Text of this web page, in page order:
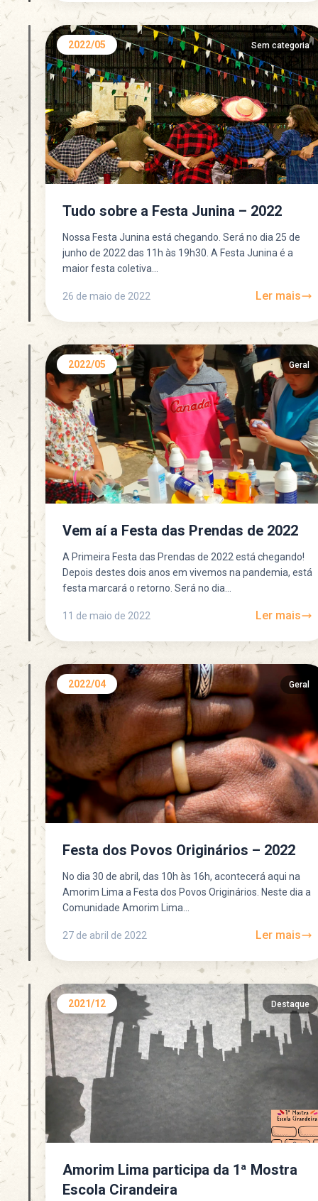
2022/05 Sem categoria
Tudo sobre a Festa Junina – 2022
Nossa Festa Junina está chegando. Será no dia 25 de
junho de 2022 das 11h às 19h30. A Festa Junina é a
maior festa coletiva...
26 de maio de 2022 Ler mais
2022/05 Geral
Vem aí a Festa das Prendas de 2022
A Primeira Festa das Prendas de 2022 está chegando!
Depois destes dois anos em vivemos na pandemia, está
festa marcará o retorno. Será no dia...
11 de maio de 2022 Ler mais
2022/04 Geral
Festa dos Povos Originários – 2022
No dia 30 de abril, das 10h às 16h, acontecerá aqui na
Amorim Lima a Festa dos Povos Originários. Neste dia a
Comunidade Amorim Lima...
27 de abril de 2022 Ler mais
2021/12 Destaque
Amorim Lima participa da 1ª Mostra
Escola Cirandeira